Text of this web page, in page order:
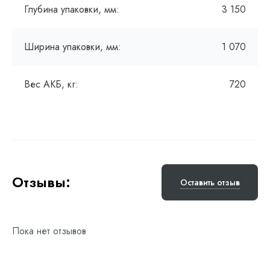
Глубина упаковки, мм: 3 150
Ширина упаковки, мм: 1 070
Вес АКБ, кг: 720
Отзывы: Оставить отзыв
Пока нет отзывов